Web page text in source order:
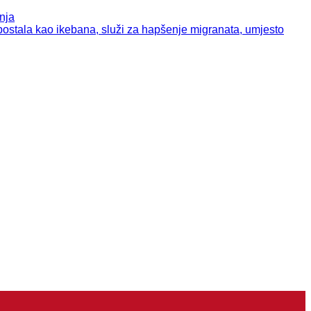
kao ikebana, služi za hapšenje migranata, umjesto